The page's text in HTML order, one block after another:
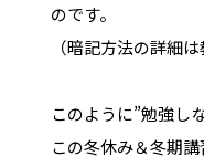
のです。
（暗記方法の詳細
このように”勉強し
この冬休み＆冬期